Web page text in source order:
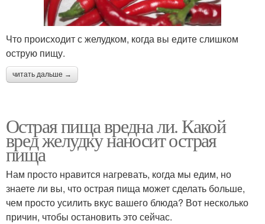
Что происходит с желудком, когда вы едите слишком
острую пищу.
читать дальше →
Острая пища вредна ли. Какой
вред желудку наносит острая
пища
Нам просто нравится нагревать, когда мы едим, но
знаете ли вы, что острая пища может сделать больше,
чем просто усилить вкус вашего блюда? Вот несколько
причин, чтобы остановить это сейчас.